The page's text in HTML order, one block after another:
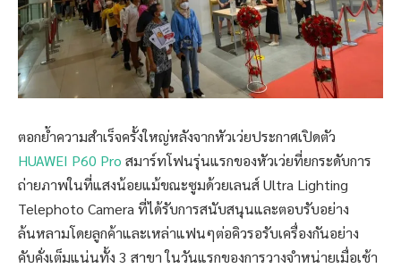
ตอกย้ำความสำเร็จครั้งใหญ่หลังจากหัวเว่ยประกาศเปิดตัว
HUAWEI P60 Pro สมาร์ทโฟนรุ่นแรกของหัวเว่ยที่ยกระดับการ
ถ่ายภาพในที่แสงน้อยแม้ขณะซูมด้วยเลนส์ Ultra Lighting
Telephoto Camera ที่ได้รับการสนับสนุนและตอบรับอย่าง
ล้นหลามโดยลูกค้าและเหล่าแฟนๆต่อคิวรอรับเครื่องกันอย่าง
คับคั่งเต็มแน่นทั้ง 3 สาขา ในวันแรกของการวางจำหน่ายเมื่อเช้า